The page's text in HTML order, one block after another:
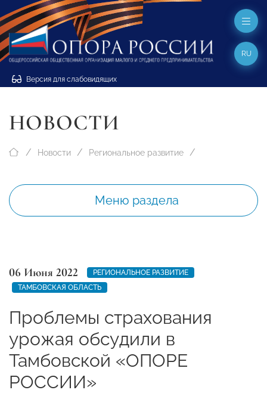
Версия для слабовидящих
RU
НОВОСТИ
Новости Региональное развитие
Меню раздела
06 Июня 2022
РЕГИОНАЛЬНОЕ РАЗВИТИЕ
ТАМБОВСКАЯ ОБЛАСТЬ
Проблемы страхования
урожая обсудили в
Тамбовской «ОПОРЕ
РОССИИ»